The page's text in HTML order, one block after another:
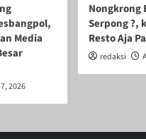
Media
2026
Nongkrong
Serpong ?,
Resto Aja
redaksi